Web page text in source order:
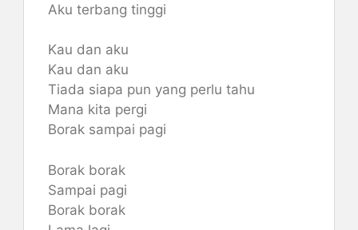
Aku terbang tinggi
Kau dan aku
Kau dan aku
Tiada siapa pun yang perlu tahu
Mana kita pergi
Borak sampai pagi
Borak borak
Sampai pagi
Borak borak